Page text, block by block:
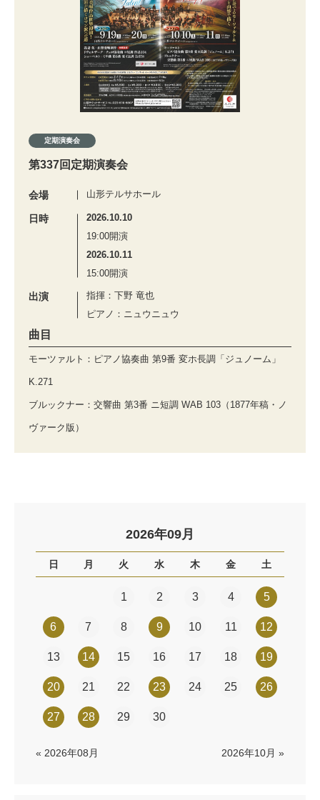
定期演奏会
第337回定期演奏会
会場 山形テルサホール
日時
2026.10.10
19:00開演
2026.10.11
15:00開演
出演
指揮：下野 竜也
ピアノ：ニュウニュウ
曲目
モーツァルト：ピアノ協奏曲 第9番 変ホ長調「ジュノーム」
K.271
ブルックナー：交響曲 第3番 ニ短調 WAB 103（1877年稿・ノ
ヴァーク版）
2026年09月
日 月 火 水 木 金 土
1 2 3 4 5
6 7 8 9 10 11 12
13 14 15 16 17 18 19
20 21 22 23 24 25 26
27 28 29 30
« 2026年08月 2026年10月 »